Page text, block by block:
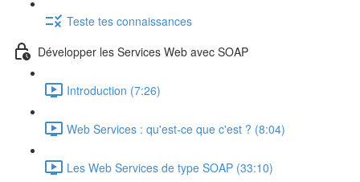
Teste tes connaissances
Développer les Services Web avec SOAP
Introduction (7:26)
Web Services : qu'est-ce que c'est ? (8:04)
Les Web Services de type SOAP (33:10)